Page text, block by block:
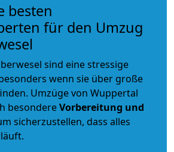
besten
für den Umzug
sind eine stressige
wenn sie über große
Umzüge von Wuppertal
besondereVorbereitung und
sicherzustellen, dass alles